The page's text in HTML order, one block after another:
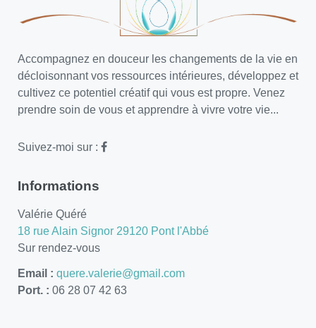
Accompagnez en douceur les changements de la vie en
décloisonnant vos ressources intérieures, développez et
cultivez ce potentiel créatif qui vous est propre. Venez
prendre soin de vous et apprendre à vivre votre vie...
Suivez-moi sur :
Informations
Valérie Quéré
18 rue Alain Signor 29120 Pont l'Abbé
Sur rendez-vous
Email : quere.valerie@gmail.com
Port. : 06 28 07 42 63